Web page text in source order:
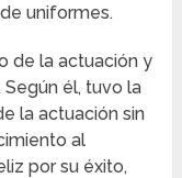
uniformes.
de la actuación y
él, tuvo la
la actuación sin
al
por su éxito,